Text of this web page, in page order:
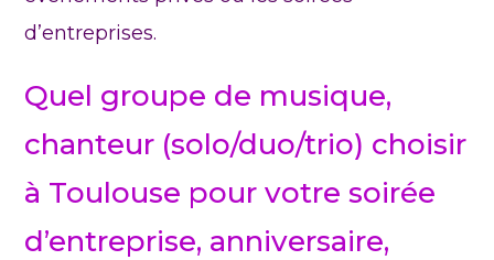
d’entreprises.
Quel groupe de musique,
chanteur (solo/duo/trio) choisir
à Toulouse pour votre soirée
d’entreprise, anniversaire,